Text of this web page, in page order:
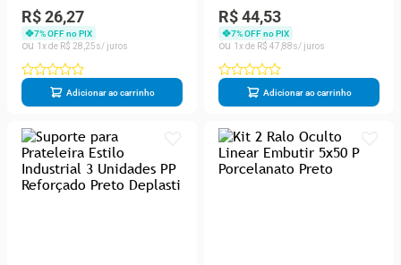
Sanitário com Guia para
Bolsa Vedação Contra
Vazamentos Preto Deplasti
R$ 26,27
7% OFF no PIX
1
R$ 28 25
Adicionar ao carrinho
Estilo Industrial 2 Unidades
Moderno Preto Deplasti
R$ 44,53
7% OFF no PIX
1
R$ 47 88
Adicionar ao carrinho